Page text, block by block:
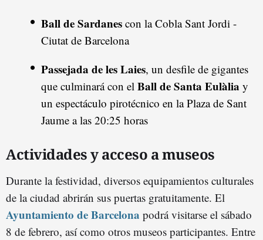
Ball de Sardanes con la Cobla Sant Jordi -
Ciutat de Barcelona
Passejada de les Laies, un desfile de gigantes
que culminará con el Ball de Santa Eulàlia y
un espectáculo pirotécnico en la Plaza de Sant
Jaume a las 20:25 horas
Actividades y acceso a museos
Durante la festividad, diversos equipamientos culturales
de la ciudad abrirán sus puertas gratuitamente. El
Ayuntamiento de Barcelona podrá visitarse el sábado
8 de febrero, así como otros museos participantes. Entre